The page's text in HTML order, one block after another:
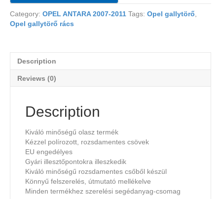
Category: OPEL ANTARA 2007-2011 Tags: Opel gallytörő
Opel gallytörő rács
Description
Reviews (0)
Description
Kiváló minőségű olasz termék
Kézzel polírozott, rozsdamentes csövek
EU engedélyes
Gyári illesztőpontokra illeszkedik
Kiváló minőségű rozsdamentes csőből készül
Könnyű felszerelés, útmutató mellékelve
Minden termékhez szerelési segédanyag-csomag